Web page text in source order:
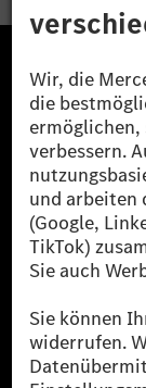
Die
Die
ist eines
der Welt.
den
und Vans.
und
sowie